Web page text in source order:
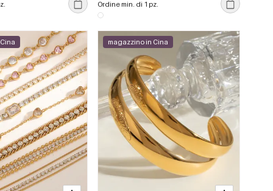
Ordine min. di 1 pz.
magazzino in Cina